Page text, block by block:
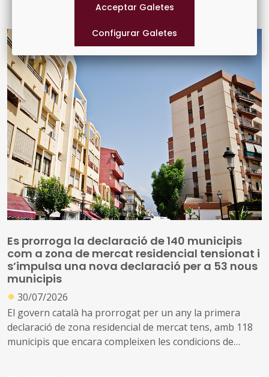
us arriben amb aquest exemplar, el 934. També inclou
Es prorroga la declaració de 140 municipis
com a zona de mercat residencial tensionat i
s’impulsa una nova declaració per a 53 nous
municipis
● 30/07/2026
El govern català ha prorrogat per un any la primera
declaració de zona residencial de mercat tens, amb 118
municipis que encara compleixen les condicions de